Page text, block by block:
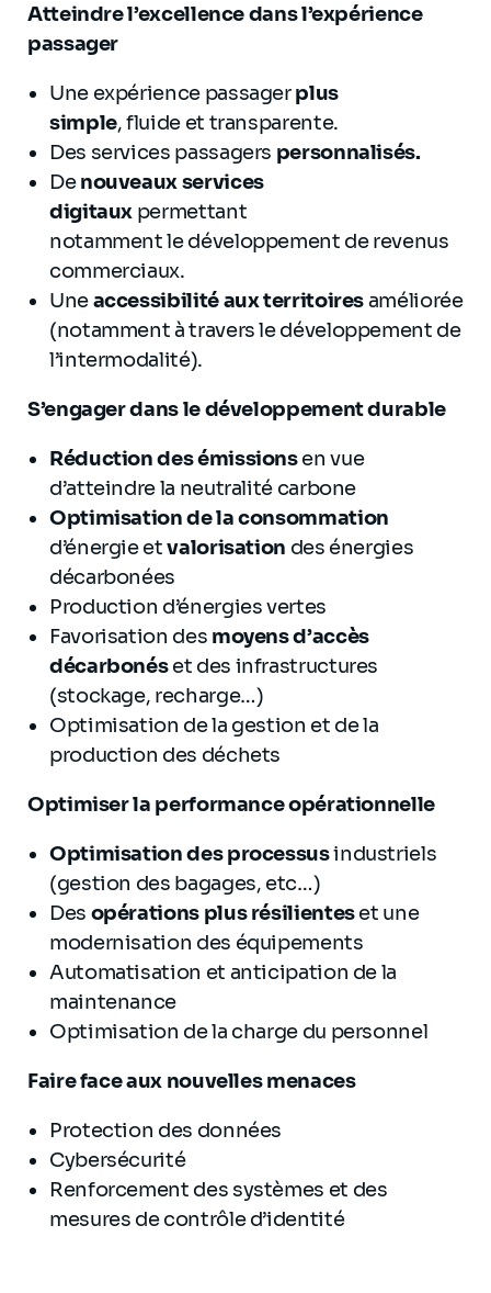
Atteindre l’excellence dans l’expérience
passager
Une expérience passagerplus
simple, fluide et transparente.
Des services passagers personnalisés.
Denouveaux services
digitaux permettant
notamment le développement de revenus
commerciaux.
Uneaccessibilité aux territoiresaméliorée
(notamment à travers le développement de
l’intermodalité).
S’engager dans le développement durable
Réduction des émissionsen vue
d’atteindre la neutralité carbone
Optimisation de la consommation
d’énergie etvalorisation des énergies
décarbonées
Production d’énergies vertes
Favorisation des moyens d’accès
décarbonéset des infrastructures
(stockage, recharge…)
Optimisation de la gestion et de la
production des déchets
Optimiser la performance opérationnelle
Optimisation des processusindustriels
(gestion des bagages, etc…)
Des opérations plus résilienteset une
modernisation des équipements
Automatisation et anticipation de la
maintenance
Optimisation de la charge du personnel
Faire face aux nouvelles menaces
Protection des données
Cybersécurité
Renforcement des systèmes et des
mesures de contrôle d’identité